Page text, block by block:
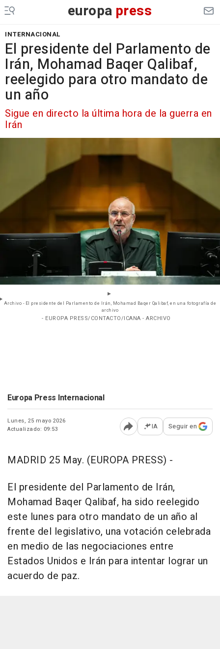
europa press
INTERNACIONAL
El presidente del Parlamento de
Irán, Mohamad Baqer Qalibaf,
reelegido para otro mandato de
un año
Sigue en directo la última hora de la guerra en
Irán
Archivo - El presidente del Parlamento de Irán, Mohamad Baqer Qalibaf, en una fotografía de
archivo
- EUROPA PRESS/CONTACTO/ICANA - ARCHIVO
Europa Press Internacional
Lunes, 25 mayo 2026
Actualizado: 09:53
Abrir opciones para
IA Seguir en
MADRID 25 May. (EUROPA PRESS) -
El presidente del Parlamento de Irán,
Mohamad Baqer Qalibaf, ha sido reelegido
este lunes para otro mandato de un año al
frente del legislativo, una votación celebrada
en medio de las negociaciones entre
Estados Unidos e Irán para intentar lograr un
acuerdo de paz.